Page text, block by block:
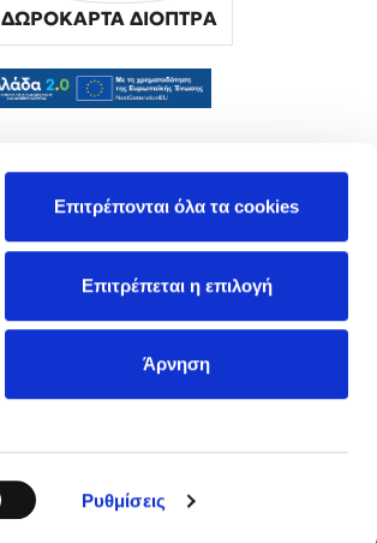
Ρυθμίσεις
Επιτρέπονται όλα τα cookies
Επιτρέπεται η επιλογή
Άρνηση
ΔΩΡΟΚΑΡΤΑ ΔΙΟΠΤΡΑ